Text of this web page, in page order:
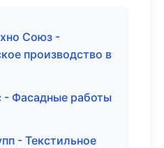
Союз -
производство в
Фасадные работы
- Текстильное